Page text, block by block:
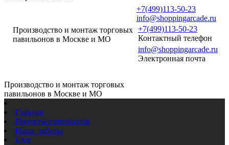
Производство и монтаж торговых
павильонов в Москве и МО
+7(499)113-50-23
info@shoppingarcade.ru
+7(499)113-50-23
Контактный телефон
info@shoppingarcade.ru
Электронная почта
Производство и монтаж торговых
павильонов в Москве и МО
Главная
Проекты павильонов
Наши работы
Блог